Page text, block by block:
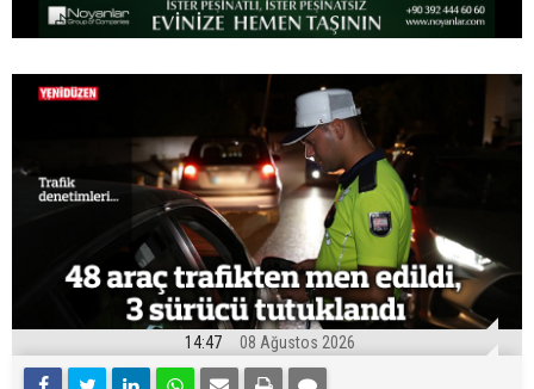
14:47 08 Ağustos 2026